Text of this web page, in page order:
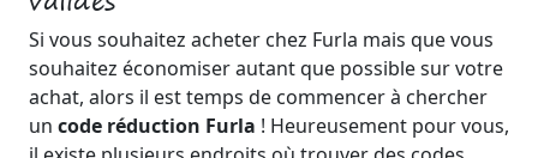
Si vous souhaitez acheter chez Furla mais que vous
souhaitez économiser autant que possible sur votre
achat, alors il est temps de commencer à chercher
un code réduction Furla ! Heureusement pour vous,